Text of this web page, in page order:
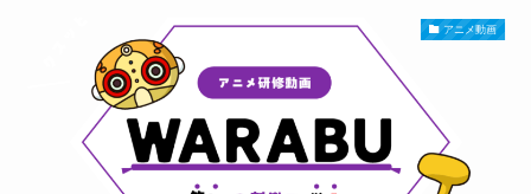
アニメ動画